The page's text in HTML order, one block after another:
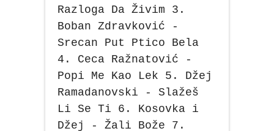
Razloga Da Živim 3.
Boban Zdravković -
Srecan Put Ptico Bela
4. Ceca Ražnatović -
Popi Me Kao Lek 5. Džej
Ramadanovski - Slažeš
Li Se Ti 6. Kosovka i
Džej - Žali Bože 7.